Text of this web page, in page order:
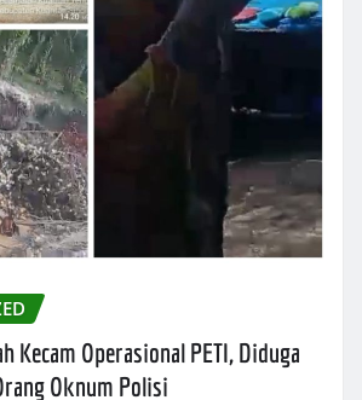
Kecam Operasional PETI, Diduga
Oknum Polisi